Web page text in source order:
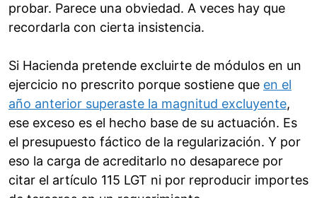
probar. Parece una obviedad. A veces hay que
recordarla con cierta insistencia.
Si Hacienda pretende excluirte de módulos en un
ejercicio no prescrito porque sostiene que en el
año anterior superaste la magnitud excluyente,
ese exceso es el hecho base de su actuación. Es
el presupuesto fáctico de la regularización. Y por
eso la carga de acreditarlo no desaparece por
citar el artículo 115 LGT ni por reproducir importes